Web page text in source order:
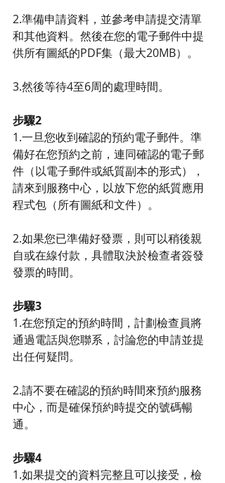
2.準備申請資料，並參考申請提交清單
和其他資料。然後在您的電子郵件中提
供所有圖紙的PDF集（最大20MB）。
3.然後等待4至6周的處理時間。
步驟2
1.一旦您收到確認的預約電子郵件。準
備好在您預約之前，連同確認的電子郵
件（以電子郵件或紙質副本的形式），
請來到服務中心，以放下您的紙質應用
程式包（所有圖紙和文件）。
2.如果您已準備好發票，則可以稍後親
自或在線付款，具體取決於檢查者簽發
發票的時間。
步驟3
1.在您預定的預約時間，計劃檢查員將
通過電話與您聯系，討論您的申請並提
出任何疑問。
2.請不要在確認的預約時間來預約服務
中心，而是確保預約時提交的號碼暢
通。
步驟4
1.如果提交的資料完整且可以接受，檢